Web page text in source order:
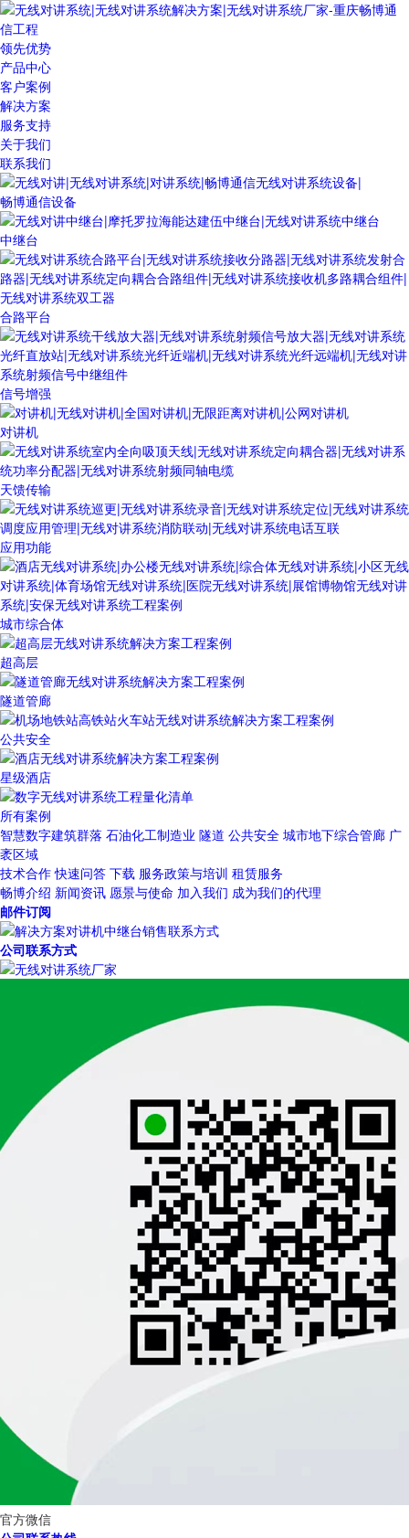
领先优势
产品中心
客户案例
解决方案
服务支持
关于我们
联系我们
畅博通信设备
中继台
合路平台
信号增强
对讲机
天馈传输
应用功能
城市综合体
超高层
隧道管廊
公共安全
星级酒店
所有案例
智慧数字建筑群落 石油化工制造业 隧道 公共安全 城市地下综合管廊 广
袤区域
技术合作 快速问答 下载 服务政策与培训 租赁服务
畅博介绍 新闻资讯 愿景与使命 加入我们 成为我们的代理
邮件订阅
公司联系方式
官方微信